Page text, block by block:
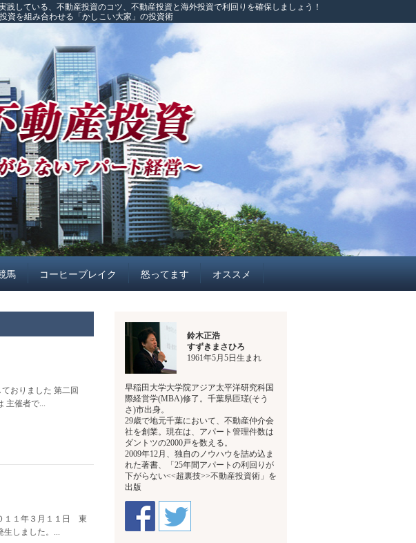
している、不動産投資のコツ、不動産投資と海外投資で利回りを確保しましょう！
資を組み合わせる「かしこい大家」の投資術
馬 コーヒーブレイク 怒ってます オススメ
おりました 第二回
主催者で...
１１年３月１１日 東
しました。...
鈴木正浩
すずきまさひろ
1961年5月5日生まれ
早稲田大学大学院アジア太平洋研究科国
際経営学(MBA)修了。千葉県匝瑳(そう
さ)市出身。
29歳で地元千葉において、不動産仲介会
社を創業。現在は、アパート管理件数は
ダントツの2000戸を数える。
2009年12月、独自のノウハウを詰め込ま
れた著書、「25年間アパートの利回りが
下がらない<<超裏技>>不動産投資術」を
出版